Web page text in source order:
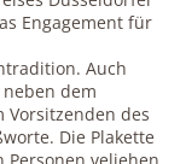
Engagement für
Auch
dem
Vorsitzenden des
Die Plakette